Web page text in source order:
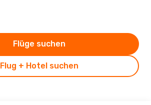
Flug + Hotel suchen
Flüge suchen